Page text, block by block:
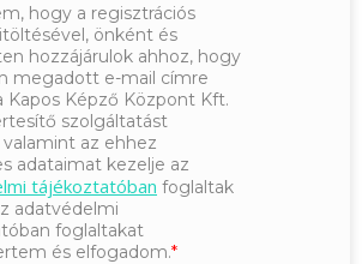
hogy a regisztrációs
önként és
hozzájárulok ahhoz, hogy
megadott e-mail címre
Kapos Képző Központ Kft.
szolgáltatást
az ehhez
adataimat kezelje az
tájékoztatóban foglaltak
adatvédelmi
foglaltakat
és elfogadom.